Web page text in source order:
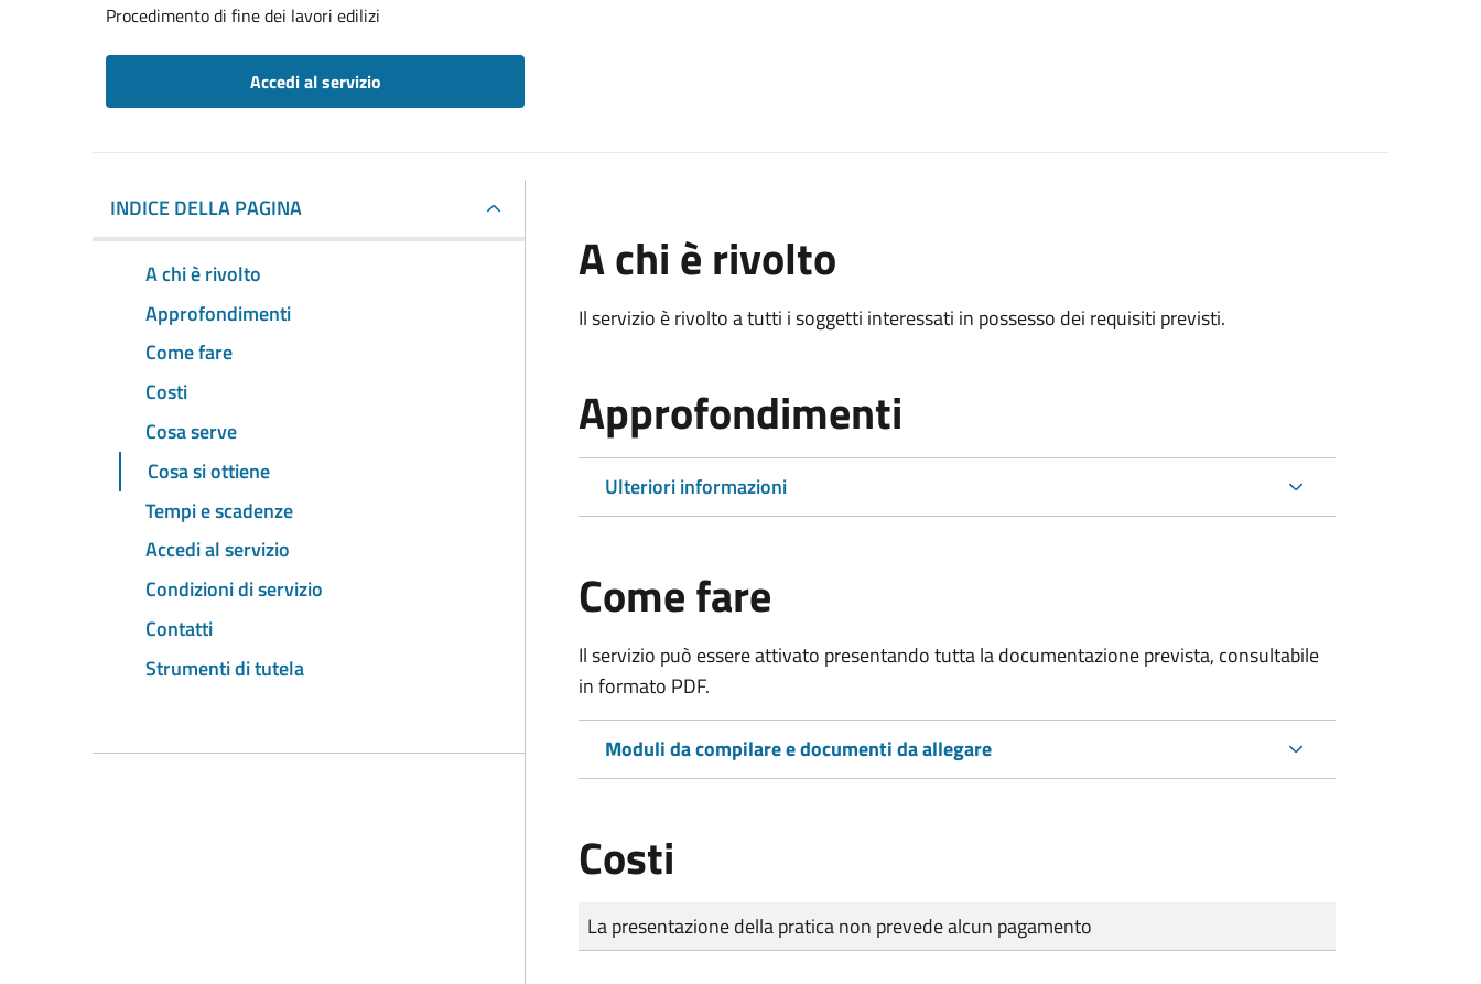
Procedimento di fine dei lavori edilizi
Accedi al servizio
INDICE DELLA PAGINA
A chi è rivolto
Approfondimenti
Come fare
Costi
Cosa serve
Cosa si ottiene
Tempi e scadenze
Accedi al servizio
Condizioni di servizio
Contatti
Strumenti di tutela
A chi è rivolto
Il servizio è rivolto a tutti i soggetti interessati in possesso dei requisiti previsti.
Approfondimenti
Ulteriori informazioni
Come fare
Il servizio può essere attivato presentando tutta la documentazione prevista, consultabile
in formato PDF.
Moduli da compilare e documenti da allegare
Costi
Tipo di pagamento
Importo
La presentazione della pratica non prevede alcun pagamento